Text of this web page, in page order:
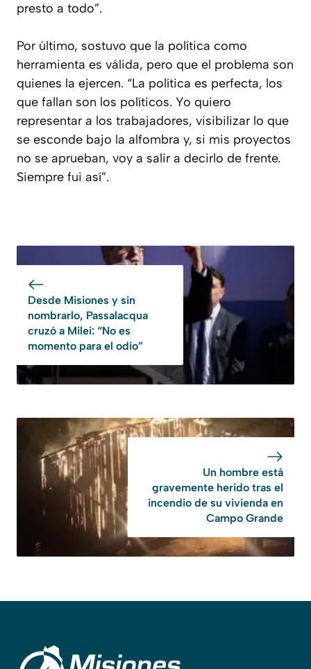
presto a todo”.
Por último, sostuvo que la política como
herramienta es válida, pero que el problema son
quienes la ejercen. “La política es perfecta, los
que fallan son los políticos. Yo quiero
representar a los trabajadores, visibilizar lo que
se esconde bajo la alfombra y, si mis proyectos
no se aprueban, voy a salir a decirlo de frente.
Siempre fui así”.
Desde Misiones y sin
nombrarlo, Passalacqua
cruzó a Milei: “No es
momento para el odio”
Un hombre está
gravemente herido tras el
incendio de su vivienda en
Campo Grande